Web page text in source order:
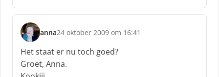
:
anna
s
c
h
r
24 oktober 2009 om 16:41
Het staat er nu toch goed?
Groet, Anna.